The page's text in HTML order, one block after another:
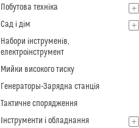
Побутова техніка
Сад і дім
Набори інструменів,
електроінструмент
Мийки високого тиску
Генераторы-Зарядна станція
Тактичне спорядження
Інструменти і обладнання